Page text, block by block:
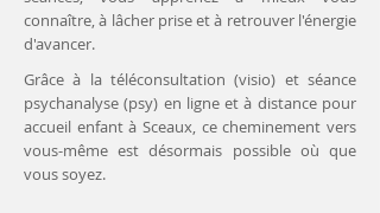
connaître, à lâcher prise et à retrouver l'énergie
d'avancer.
Grâce à la téléconsultation (visio) et séance
psychanalyse (psy) en ligne et à distance pour
accueil enfant à Sceaux, ce cheminement vers
vous-même est désormais possible où que
vous soyez.